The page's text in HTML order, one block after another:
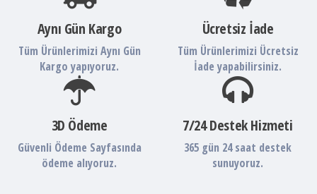
Aynı Gün Kargo
Tüm Ürünlerimizi Aynı Gün
Kargo yapıyoruz.
Ücretsiz İade
Tüm Ürünlerimizi Ücretsiz
İade yapabilirsiniz.
3D Ödeme
Güvenli Ödeme Sayfasında
ödeme alıyoruz.
7/24 Destek Hizmeti
365 gün 24 saat destek
sunuyoruz.